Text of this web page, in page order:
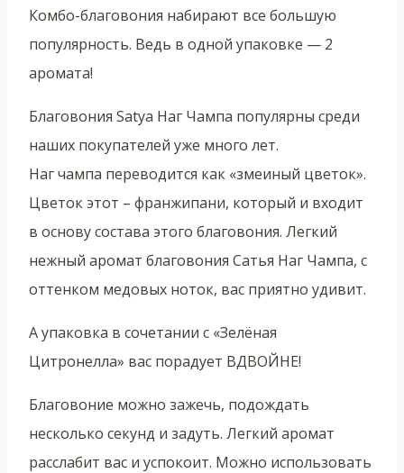
Комбо-благовония набирают все большую
популярность. Ведь в одной упаковке — 2
аромата!
Благовония Satya Наг Чампа популярны среди
наших покупателей уже много лет.
Наг чампа переводится как «змеиный цветок».
Цветок этот – франжипани, который и входит
в основу состава этого благовония. Легкий
нежный аромат благовония Сатья Наг Чампа, с
оттенком медовых ноток, вас приятно удивит.
А упаковка в сочетании с «Зелёная
Цитронелла» вас порадует ВДВОЙНЕ!
Благовоние можно зажечь, подождать
несколько секунд и задуть. Легкий аромат
расслабит вас и успокоит. Можно использовать